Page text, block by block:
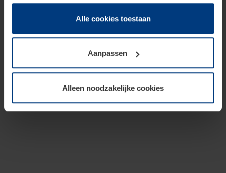
hun diensten hebben verzameld.
Juridisch hebben wij het recht om cookies op uw
van deze pagina's absoluut vereist is. Voor alle andere
soorten cookies is uw toestemming benodigd. Uw
toestemming kunt u op elk moment bij de uitleg van de
wijzigen of herroepen.
Alle cookies toestaan
Aanpassen
Alleen noodzakelijke cookies